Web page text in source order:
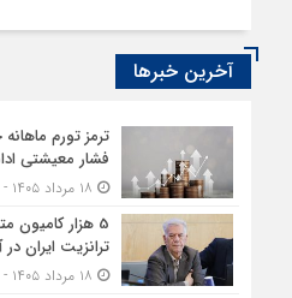
آخرین خبرها
ترمز تورم
فشار معیشتی
5 هزار کامیون
ترانزیت ایران